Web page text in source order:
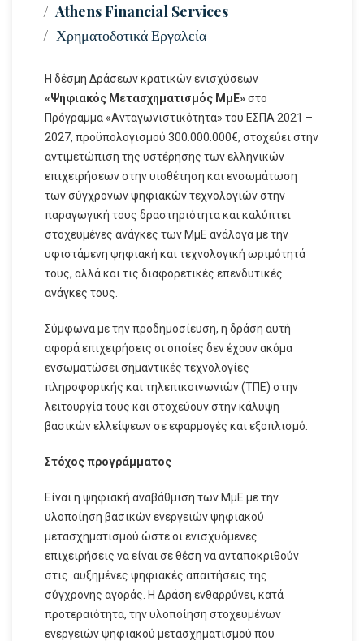
Athens Financial Services
Χρηματοδοτικά Εργαλεία
Η δέσμη Δράσεων κρατικών ενισχύσεων
«Ψηφιακός Μετασχηματισμός ΜμΕ»στο
Πρόγραμμα «Ανταγωνιστικότητα» του ΕΣΠΑ 2021 –
2027, προϋπολογισμού 300.000.000€, στοχεύει στην
αντιμετώπιση της υστέρησης των ελληνικών
επιχειρήσεων στην υιοθέτηση και ενσωμάτωση
των σύγχρονων ψηφιακών τεχνολογιών στην
παραγωγική τους δραστηριότητα και καλύπτει
στοχευμένες ανάγκες των ΜμΕ ανάλογα με την
υφιστάμενη ψηφιακή και τεχνολογική ωριμότητά
τους, αλλά και τις διαφορετικές επενδυτικές
ανάγκες τους.
Σύμφωνα με την προδημοσίευση, η δράση αυτή
αφορά επιχειρήσεις οι οποίες δεν έχουν ακόμα
ενσωματώσει σημαντικές τεχνολογίες
πληροφορικής και τηλεπικοινωνιών (ΤΠΕ) στην
λειτουργία τους και στοχεύουν στην κάλυψη
βασικών ελλείψεων σε εφαρμογές και εξοπλισμό.
Στόχος προγράμματος
Είναι η ψηφιακή αναβάθμιση των ΜμΕ με την
υλοποίηση βασικών ενεργειών ψηφιακού
μετασχηματισμού ώστε οι ενισχυόμενες
επιχειρήσεις να είναι σε θέση να ανταποκριθούν
στις αυξημένες ψηφιακές απαιτήσεις της
σύγχρονης αγοράς. Η Δράση ενθαρρύνει, κατά
προτεραιότητα, την υλοποίηση στοχευμένων
ενεργειών ψηφιακού μετασχηματισμού που